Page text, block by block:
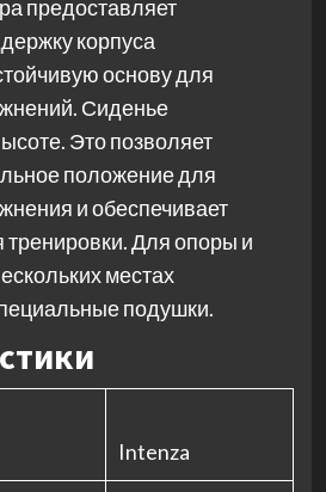
предоставляет
корпуса
основу для
Сиденье
Это позволяет
положение для
и обеспечивает
Для опоры и
местах
подушки.
Intenza